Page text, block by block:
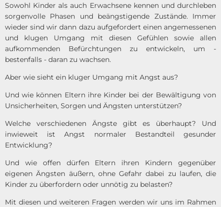
Sowohl Kinder als auch Erwachsene kennen und durchleben
sorgenvolle Phasen und beängstigende Zustände. Immer
wieder sind wir dann dazu aufgefordert einen angemessenen
und klugen Umgang mit diesen Gefühlen sowie allen
aufkommenden Befürchtungen zu entwickeln, um -
bestenfalls - daran zu wachsen.
Aber wie sieht ein kluger Umgang mit Angst aus?
Und wie können Eltern ihre Kinder bei der Bewältigung von
Unsicherheiten, Sorgen und Ängsten unterstützen?
Welche verschiedenen Ängste gibt es überhaupt? Und
inwieweit ist Angst normaler Bestandteil gesunder
Entwicklung?
Und wie offen dürfen Eltern ihren Kindern gegenüber
eigenen Ängsten äußern, ohne Gefahr dabei zu laufen, die
Kinder zu überfordern oder unnötig zu belasten?
Mit diesen und weiteren Fragen werden wir uns im Rahmen